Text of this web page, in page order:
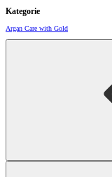
Kategorie
Argan Care with Gold